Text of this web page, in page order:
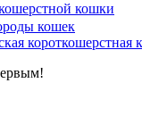
кошки
кошек
короткошерстная